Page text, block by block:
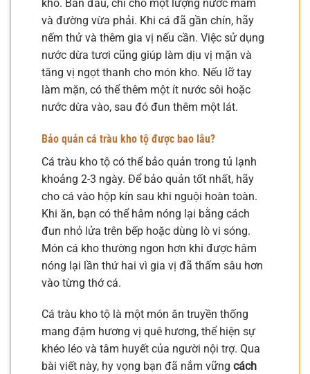
kho. Ban đầu, chỉ cho một lượng nước mắm
và đường vừa phải. Khi cá đã gần chín, hãy
nếm thử và thêm gia vị nếu cần. Việc sử dụng
nước dừa tươi cũng giúp làm dịu vị mặn và
tăng vị ngọt thanh cho món kho. Nếu lỡ tay
làm mặn, có thể thêm một ít nước sôi hoặc
nước dừa vào, sau đó đun thêm một lát.
Bảo quản cá tràu kho tộ được bao lâu?
Cá tràu kho tộ có thể bảo quản trong tủ lạnh
khoảng 2-3 ngày. Để bảo quản tốt nhất, hãy
cho cá vào hộp kín sau khi nguội hoàn toàn.
Khi ăn, bạn có thể hâm nóng lại bằng cách
đun nhỏ lửa trên bếp hoặc dùng lò vi sóng.
Món cá kho thường ngon hơn khi được hâm
nóng lại lần thứ hai vì gia vị đã thấm sâu hơn
vào từng thớ cá.
Cá tràu kho tộ là một món ăn truyền thống
mang đậm hương vị quê hương, thể hiện sự
khéo léo và tâm huyết của người nội trợ. Qua
bài viết này, hy vọng bạn đã nắm vững cách